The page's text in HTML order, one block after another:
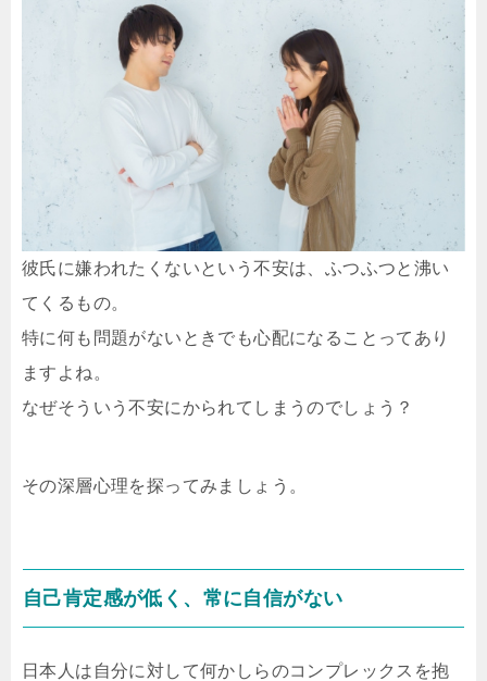
彼氏に嫌われたくないという不安は、ふつふつと沸い
てくるもの。
特に何も問題がないときでも心配になることってあり
ますよね。
なぜそういう不安にかられてしまうのでしょう？
その深層心理を探ってみましょう。
自己肯定感が低く、常に自信がない
日本人は自分に対して何かしらのコンプレックスを抱